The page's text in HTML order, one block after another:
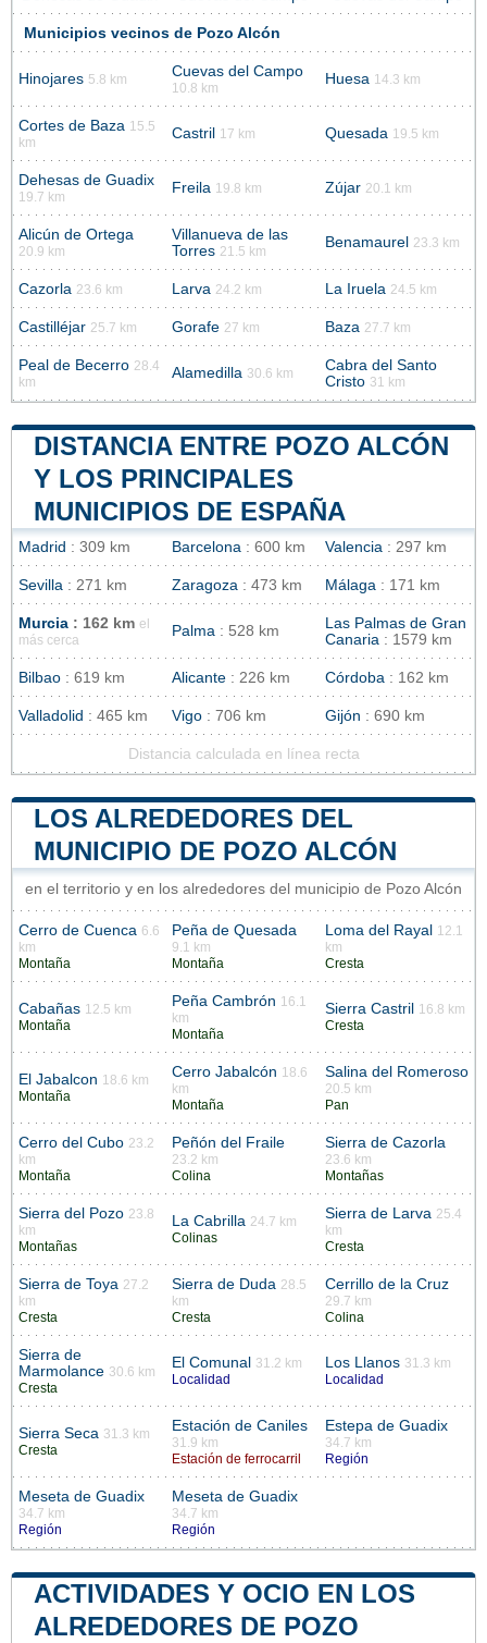
Municipios vecinos de Pozo Alcón
Hinojares 5.8 km Cuevas del Campo
10.8 km
Huesa 14.3 km
Cortes de Baza 15.5
km
Castril 17 km Quesada 19.5 km
Dehesas de Guadix
19.7 km
Freila 19.8 km Zújar 20.1 km
Alicún de Ortega
20.9 km
Villanueva de las
Torres 21.5 km
Benamaurel 23.3 km
Cazorla 23.6 km Larva 24.2 km La Iruela 24.5 km
Castilléjar 25.7 km Gorafe 27 km Baza 27.7 km
Peal de Becerro 28.4
km
Alamedilla 30.6 km
Cabra del Santo
Cristo 31 km
DISTANCIA ENTRE POZO ALCÓN
Y LOS PRINCIPALES
MUNICIPIOS DE ESPAÑA
Madrid : 309 km Barcelona : 600 km Valencia : 297 km
Sevilla : 271 km Zaragoza : 473 km Málaga : 171 km
Murcia : 162 km el
más cerca
Palma : 528 km
Las Palmas de Gran
Canaria : 1579 km
Bilbao : 619 km Alicante : 226 km Córdoba : 162 km
Valladolid : 465 km Vigo : 706 km Gijón : 690 km
Distancia calculada en línea recta
LOS ALREDEDORES DEL
MUNICIPIO DE POZO ALCÓN
en el territorio y en los alrededores del municipio de Pozo Alcón
Cerro de Cuenca 6.6
km
Montaña
Peña de Quesada
9.1 km
Montaña
Loma del Rayal
12.1
km
Cresta
Cabañas 12.5 km
Montaña
Peña Cambrón 16.1
km
Montaña
Sierra Castril
16.8 km
Cresta
El Jabalcon 18.6 km
Montaña
Cerro Jabalcón 18.6
km
Montaña
Salina del Romeroso
20.5 km
Pan
Cerro del Cubo 23.2
km
Montaña
Peñón del Fraile
23.2 km
Colina
Sierra de Cazorla
23.6 km
Montañas
Sierra del Pozo 23.8
km
Montañas
La Cabrilla 24.7 km
Colinas
Sierra de Larva 25.4
km
Cresta
Sierra de Toya 27.2
km
Cresta
Sierra de Duda 28.5
km
Cresta
Cerrillo de la Cruz
29.7 km
Colina
Sierra de
Marmolance 30.6 km
Cresta
El Comunal
31.2 km
Localidad
Los Llanos 31.3 km
Localidad
Sierra Seca 31.3 km
Cresta
Estación de Caniles
31.9 km
Estación de ferrocarril
Estepa de Guadix
34.7 km
Región
Meseta de Guadix
34.7 km
Región
Meseta de Guadix
34.7 km
Región
ACTIVIDADES Y OCIO EN LOS
ALREDEDORES DE POZO